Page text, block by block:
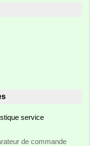
service
de commande